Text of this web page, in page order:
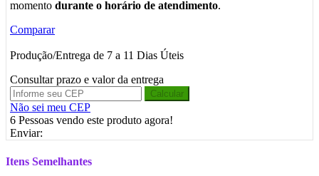
momento durante o horário de atendimento.
Comparar
Produção/Entrega de 7 a 11 Dias Úteis
Consultar prazo e valor da entrega
Calcular
Não sei meu CEP
6 Pessoas vendo este produto agora!
Enviar:
Itens Semelhantes